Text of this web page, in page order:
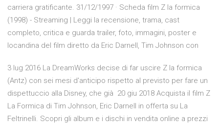
carriera gratificante. 31/12/1997 · Scheda film Z la formica
(1998) - Streaming | Leggi la recensione, trama, cast
completo, critica e guarda trailer, foto, immagini, poster e
locandina del film diretto da Eric Darnell, Tim Johnson con
3 lug 2016 La DreamWorks decise di far uscire Z la formica
(Antz) con sei mesi d'anticipo rispetto al previsto per fare un
dispettuccio alla Disney, che già 20 giu 2018 Acquista il film Z
La Formica di Tim Johnson, Eric Darnell in offerta su La
Feltrinelli. Scopri gli album e i dischi in vendita online a prezzi